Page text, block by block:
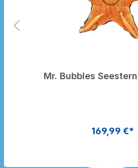
Mr. Bubbles
169,99 €*